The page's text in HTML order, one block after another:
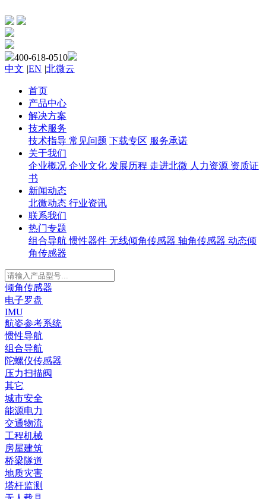
400-618-0510
中文 |EN |北微云
首页
产品中心
解决方案
技术服务
技术指导 常见问题 下载专区 服务承诺
关于我们
企业概况 企业文化 发展历程 走进北微 人力资源 资质证
书
新闻动态
北微动态 行业资讯
联系我们
热门专题
组合导航 惯性器件 无线倾角传感器 轴角传感器 动态倾
角传感器
倾角传感器
电子罗盘
IMU
航姿参考系统
惯性导航
组合导航
陀螺仪传感器
压力扫描阀
其它
城市安全
能源电力
交通物流
工程机械
房屋建筑
桥梁隧道
地质灾害
塔杆监测